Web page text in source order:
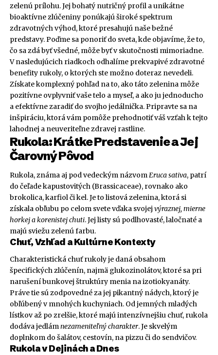
zelenú prílohu. Jej bohatý nutričný profil a unikátne
bioaktívne zlúčeniny ponúkajú široké spektrum
zdravotných výhod, ktoré presahujú naše bežné
predstavy. Poďme sa ponoriť do sveta, kde objavíme, že to,
čo sa zdá byť všedné, môže byť v skutočnosti mimoriadne.
V nasledujúcich riadkoch odhalíme prekvapivé zdravotné
benefity rukoly, o ktorých ste možno doteraz nevedeli.
Získate komplexný pohľad na to, ako táto zelenina môže
pozitívne ovplyvniť vaše telo a myseľ, a ako ju jednoducho
a efektívne zaradiť do svojho jedálnička. Pripravte sa na
inšpiráciu, ktorá vám pomôže prehodnotiť váš vzťah k tejto
lahodnej a neuveriteľne zdravej rastline.
Rukola: Krátke Predstavenie a Jej
Čarovný Pôvod
Rukola, známa aj pod vedeckým názvomEruca sativa, patrí
do čeľade kapustovitých (Brassicaceae), rovnako ako
brokolica, karfiol či kel. Je to listová zelenina, ktorá si
získala obľubu po celom svete vďaka svojej výraznej, mierne
horkej a korenistej chuti. Jej listy sú podlhovasté, laločnaté a
majú sviežu zelenú farbu.
Chuť, Vzhľad a Kultúrne Kontexty
Charakteristická chuť rukoly je daná obsahom
špecifických zlúčenín, najmä glukozinolátov, ktoré sa pri
narušení bunkovej štruktúry menia na izotiokyanáty.
Práve tie sú zodpovedné za jej pikantný nádych, ktorý je
obľúbený v mnohých kuchyniach. Od jemných mladých
lístkov až po zrelšie, ktoré majú intenzívnejšiu chuť, rukola
dodáva jedlámnezameniteľný charakter. Je skvelým
doplnkom do šalátov, cestovín, na pizzu či do sendvičov.
Rukola v Dejinách a Dnes